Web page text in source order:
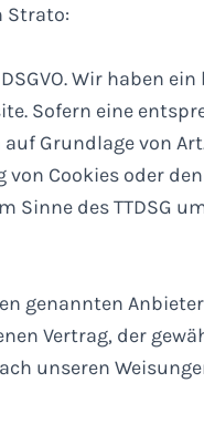
Strato:
Wir haben
Sofern eine
Grundlage von Art.
von Cookies oder
Sinne des TTDSG
genannten
Vertrag, der
unseren